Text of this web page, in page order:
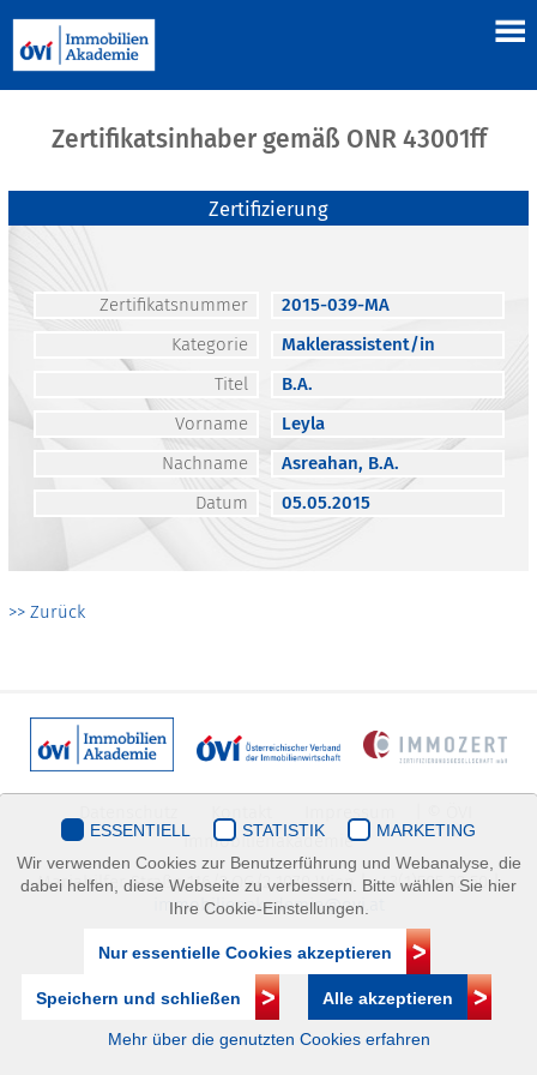
Zertifikatsinhaber gemäß ONR 43001ff
Zertifizierung
Zertifikatsnummer
2015-039-MA
Kategorie
Maklerassistent/in
Titel
B.A.
Vorname
Leyla
Nachname
Asreahan, B.A.
Datum
05.05.2015
>> Zurück
Immobilienakademie
Mariahilfer Straße 116/2.OG/2 1070 Wien | +43(1)505 32 50 |
immobilienakademie@ovi.at
ESSENTIELL STATISTIK
MARKETING
Wir verwenden Cookies zur Benutzerführung und Webanalyse, die
dabei helfen, diese Webseite zu verbessern. Bitte wählen Sie hier
Ihre Cookie-Einstellungen.
Nur essentielle Cookies akzeptieren
Speichern und schließen Alle akzeptieren
Mehr über die genutzten Cookies erfahren